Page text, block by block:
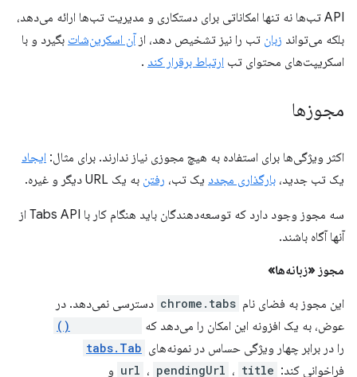
API تب‌ها نه تنها امکاناتی برای دستکاری و مدیریت تب‌ها ارائه می‌دهد،
بلکه می‌تواند زبان تب را نیز تشخیص دهد، از آن اسکرین‌شات بگیرد و با
اسکریپت‌های محتوای تب ارتباط برقرار کند .
مجوزها
اکثر ویژگی‌ها برای استفاده به هیچ مجوزی نیاز ندارند. برای مثال: ایجاد
یک تب جدید، بارگذاری مجدد یک تب، رفتن به یک URL دیگر و غیره.
سه مجوز وجود دارد که توسعه‌دهندگان باید هنگام کار با Tabs API از
آنها آگاه باشند.
مجوز «زبانه‌ها»
این مجوز به فضای نام chrome.tabs دسترسی نمی‌دهد. در
عوض، به یک افزونه این امکان را می‌دهد که
را در برابر چهار ویژگی حساس در نمونه‌های tabs.Tab
فراخوانی کند: url ، pendingUrl ، title و